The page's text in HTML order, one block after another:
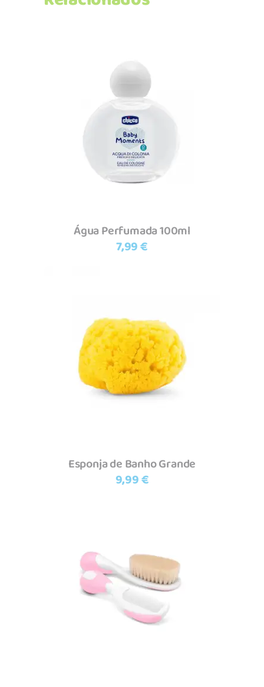
Adicionar
Água Perfumada 100ml
7,99€
Adicionar
Esponja de Banho Grande
9,99€
Adicionar